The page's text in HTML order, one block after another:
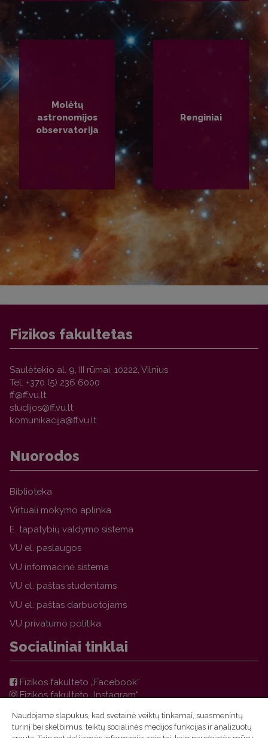
Molėtų
astronomijos
observatorija
Renginiai
Fizikos fakultetas
Saulėtekio al. 9, III rūmai, 10222, Vilnius
Tel. +370 (5) 236 6000
Nuorodos
Biblioteka
Virtuali mokymo aplinka
E. tapatybių valdymo sistema
VU el. paslaugos
VU informacinė sistema
VU el. paštas studentams
VU el. paštas darbuotojams
VU privatumo politika
Socialiniai tinklai
Fizikos fakulteto „Facebook“
Fizikos fakulteto „Instagram“
VU FF TFAI Molėtų astronomijos observatorijos
„Facebook“
Naudojame slapukus, kad svetainė veiktų tinkamai, suasmenintų
turinį bei skelbimus, teiktų socialinės medijos funkcijas ir analizuotų